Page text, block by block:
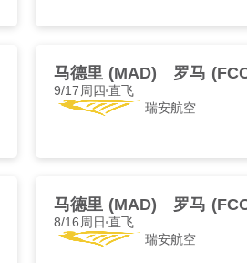
马德里 (MAD) 罗马
9/17周四 直飞
瑞安航空
马德里 (MAD) 罗马
8/16周日 直飞
瑞安航空